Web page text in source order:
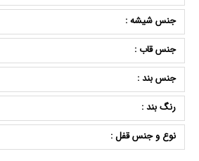
جنس شیشه :
جنس قاب :
جنس بند :
رنگ بند :
نوع و جنس قفل :